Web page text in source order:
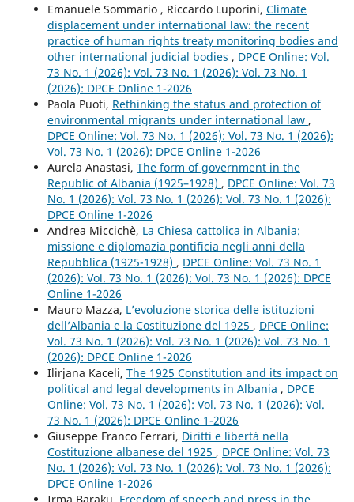
Emanuele Sommario , Riccardo Luporini, Climate
displacement under international law: the recent
practice of human rights treaty monitoring bodies and
other international judicial bodies , DPCE Online: Vol.
73 No. 1 (2026): Vol. 73 No. 1 (2026): Vol. 73 No. 1
(2026): DPCE Online 1-2026
Paola Puoti, Rethinking the status and protection of
environmental migrants under international law ,
DPCE Online: Vol. 73 No. 1 (2026): Vol. 73 No. 1 (2026):
Vol. 73 No. 1 (2026): DPCE Online 1-2026
Aurela Anastasi, The form of government in the
Republic of Albania (1925–1928) , DPCE Online: Vol. 73
No. 1 (2026): Vol. 73 No. 1 (2026): Vol. 73 No. 1 (2026):
DPCE Online 1-2026
Andrea Miccichè, La Chiesa cattolica in Albania:
missione e diplomazia pontificia negli anni della
Repubblica (1925-1928) , DPCE Online: Vol. 73 No. 1
(2026): Vol. 73 No. 1 (2026): Vol. 73 No. 1 (2026): DPCE
Online 1-2026
Mauro Mazza, L’evoluzione storica delle istituzioni
dell’Albania e la Costituzione del 1925 , DPCE Online:
Vol. 73 No. 1 (2026): Vol. 73 No. 1 (2026): Vol. 73 No. 1
(2026): DPCE Online 1-2026
Ilirjana Kaceli, The 1925 Constitution and its impact on
political and legal developments in Albania , DPCE
Online: Vol. 73 No. 1 (2026): Vol. 73 No. 1 (2026): Vol.
73 No. 1 (2026): DPCE Online 1-2026
Giuseppe Franco Ferrari, Diritti e libertà nella
Costituzione albanese del 1925 , DPCE Online: Vol. 73
No. 1 (2026): Vol. 73 No. 1 (2026): Vol. 73 No. 1 (2026):
DPCE Online 1-2026